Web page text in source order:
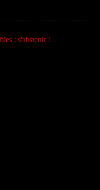
: s'abstenir !